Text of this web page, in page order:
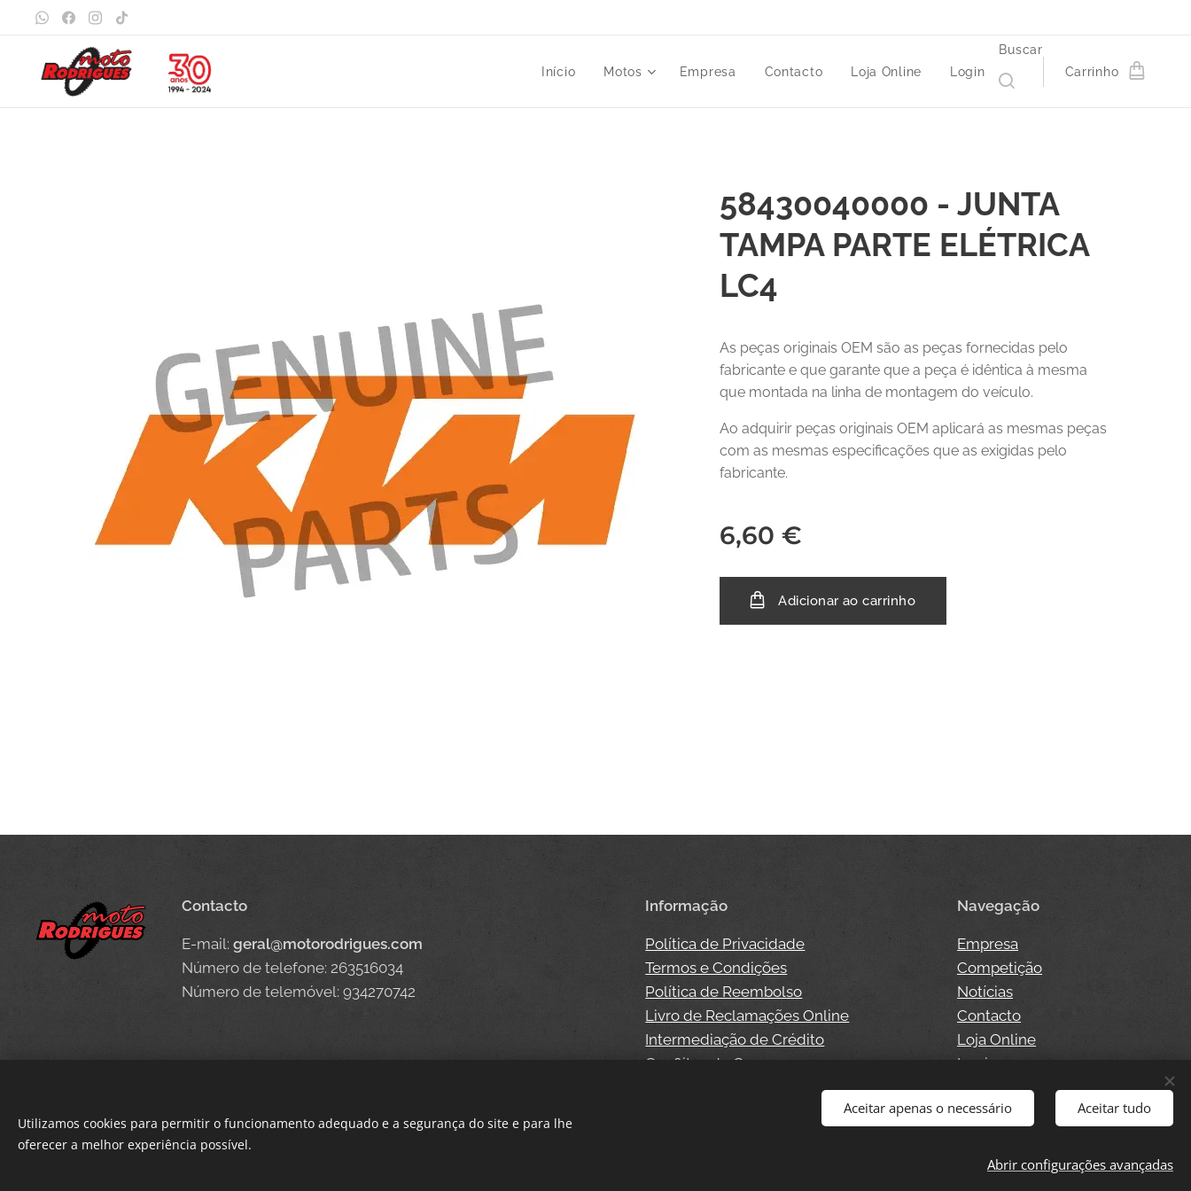
Início Motos Empresa Contacto Loja Online Login
Buscar
Carrinho
58430040000 - JUNTA
TAMPA PARTE ELÉTRICA
LC4
As peças originais OEM são as peças fornecidas pelo
fabricante e que garante que a peça é idêntica à mesma
que montada na linha de montagem do veículo.
Ao adquirir peças originais OEM aplicará as mesmas peças
com as mesmas especificações que as exigidas pelo
fabricante.
6,60 €
Adicionar ao carrinho
Contacto
E-mail: geral@motorodrigues.com
Número de telefone: 263516034
Número de telemóvel: 934270742
Informação
Política de Privacidade
Termos e Condições
Política de Reembolso
Livro de Reclamações Online
Intermediação de Crédito
Conflitos de Consumo
Navegação
Empresa
Competição
Notícias
Contacto
Loja Online
Login
Utilizamos cookies para permitir o funcionamento adequado e a segurança do site e para lhe
oferecer a melhor experiência possível.
Aceitar apenas o necessário Aceitar tudo
Abrir configurações avançadas